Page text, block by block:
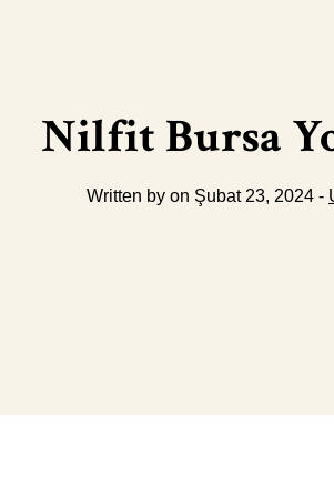
Nilfit Bursa
Written by on Şubat 23, 2024 -